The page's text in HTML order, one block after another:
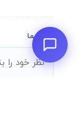
نظر شما